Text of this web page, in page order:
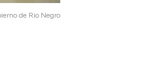
de Rio Negro